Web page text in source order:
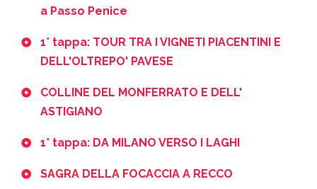
a Passo Penice
1° tappa: TOUR TRA I VIGNETI PIACENTINI E
DELL'OLTREPO' PAVESE
COLLINE DEL MONFERRATO E DELL'
ASTIGIANO
1° tappa: DA MILANO VERSO I LAGHI
SAGRA DELLA FOCACCIA A RECCO